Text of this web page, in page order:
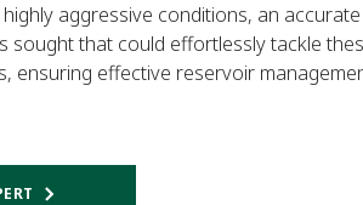
aggressive conditions, an
sought that could effortlessly tackle
ensuring effective reservoir